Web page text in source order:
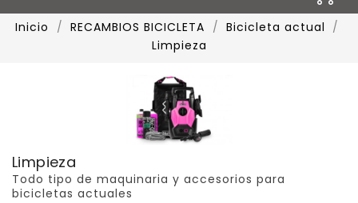
Inicio RECAMBIOS BICICLETA
Bicicleta actual
Limpieza
Limpieza
Todo tipo de maquinaria y accesorios para
bicicletas actuales